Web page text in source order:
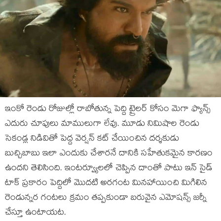
ఇంకో రెండు రోజుల్లో రాబోతున్న పెద్ది ట్రైలర్ కోసం మెగా ఫ్యాన్స్
ఎదురు చూపులు మాములుగా లేవు. మూడు నిమిషాల రెండు
సెకండ్ల నిడివితో పెద్ద వెర్షన్ కట్ చేయించిన దర్శకుడు
బుచ్చిబాబు ఇలా ఎందుకు చేశారనే దానికి సహేతుకమైన కారణం
ఉందని తెలిసింది. ఇంటర్వ్యూలలో చెప్పిన దాంతో పాటు ఇన్ సైడ్
టాక్ ప్రకారం పెద్దిలో మొదటి అరగంట మినహాయించి మిగిలిన
రెండున్నర గంటలు క్రమం తప్పకుండా బరువైన ఎమోషన్స్ జర్నీ
చేస్తూ ఉంటాయట.